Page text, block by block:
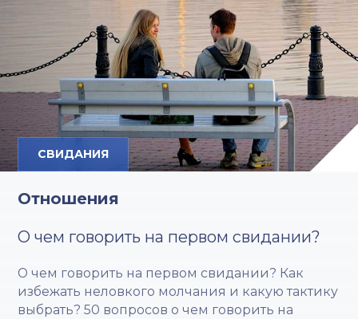
СВИДАНИЯ
Отношения
О чем говорить на первом свидании?
О чем говорить на первом свидании? Как
избежать неловкого молчания и какую тактику
выбрать? 50 вопросов о чем говорить на